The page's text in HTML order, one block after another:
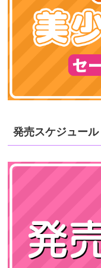
発売スケジュール